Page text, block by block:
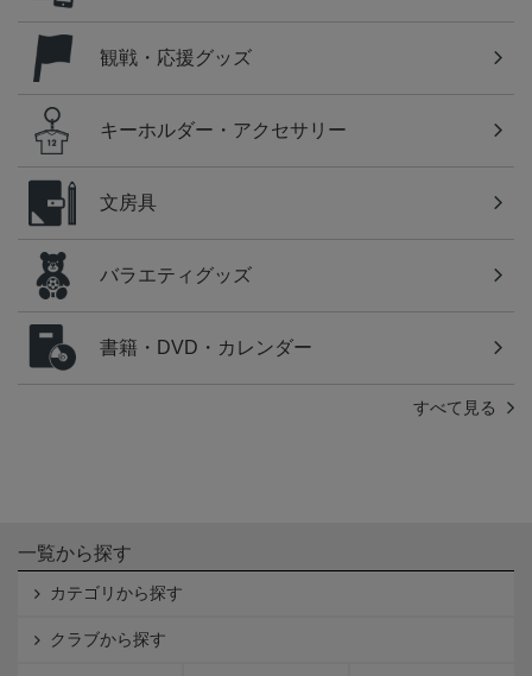
観戦・応援グッズ
キーホルダー・アクセサリー
文房具
バラエティグッズ
書籍・DVD・カレンダー
すべて見る
一覧から探す
カテゴリから探す
クラブから探す